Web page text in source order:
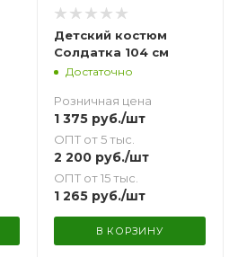
Детский костюм
Солдатка 104 см
Достаточно
Розничная цена
1 375руб./шт
ОПТ от 5 тыс.
2 200руб./шт
ОПТ от 15 тыс.
1 265руб./шт
В КОРЗИНУ